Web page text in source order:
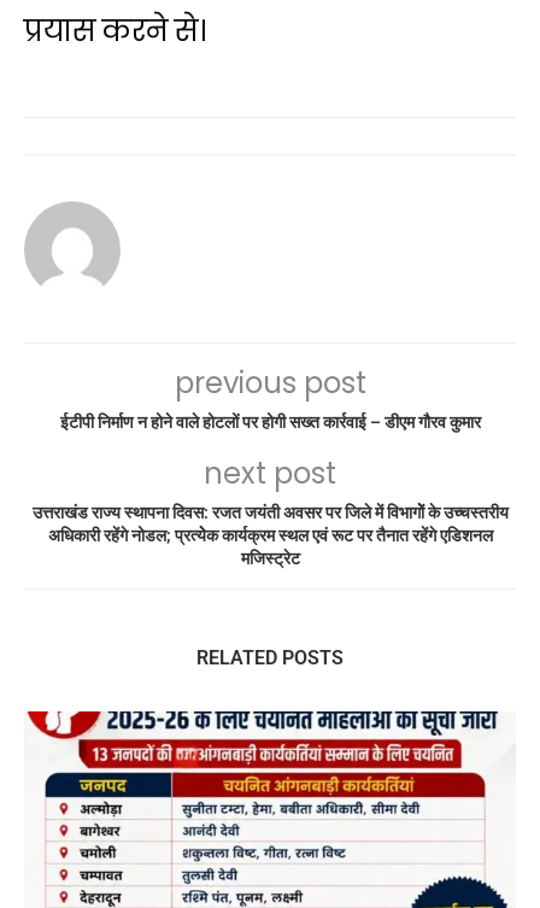
प्रयास करने से।
previous post
ईटीपी निर्माण न होने वाले होटलों पर होगी सख्त कार्रवाई – डीएम गौरव कुमार
next post
उत्तराखंड राज्य स्थापना दिवस: रजत जयंती अवसर पर जिले में विभागोें के उच्चस्तरीय
अधिकारी रहेंगे नोडल; प्रत्येेक कार्यक्रम स्थल एवं रूट पर तैनात रहेंगे एडिशनल
मजिस्ट्रेट
RELATED POSTS